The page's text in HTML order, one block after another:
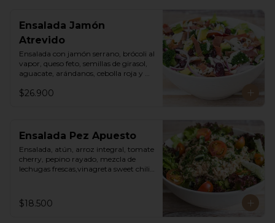
Ensalada Jamón
Atrevido
Ensalada con jamón serrano, brócoli al
vapor, queso feto, semillas de girasol,
aguacate, arándanos, cebolla roja y
$26.900
Ensalada Pez Apuesto
Ensalada, atún, arroz integral, tomate
cherry, pepino rayado, mezcla de
lechugas frescas,vinagreta sweet chili
$18.500